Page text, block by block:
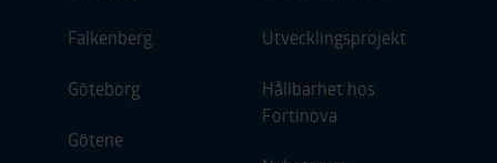
Falkenberg
Göteborg
Götene
Utvecklingsprojekt
Hållbarhet hos
Fortinova